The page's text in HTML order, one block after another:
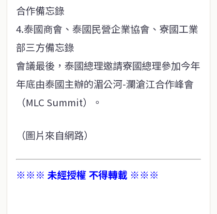
合作備忘錄
4.泰國商會、泰國民營企業協會、寮國工業
部三方備忘錄
會議最後，泰國總理邀請寮國總理參加今年
年底由泰國主辦的湄公河-瀾滄江合作峰會
（MLC Summit）。
（圖片來自網路）
※※※ 未經授權 不得轉載 ※※※